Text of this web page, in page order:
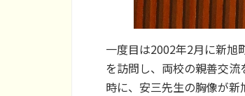
一度目は2002年2月に新旭
を訪問し、両校の親善交
時に、安三先生の胸像が